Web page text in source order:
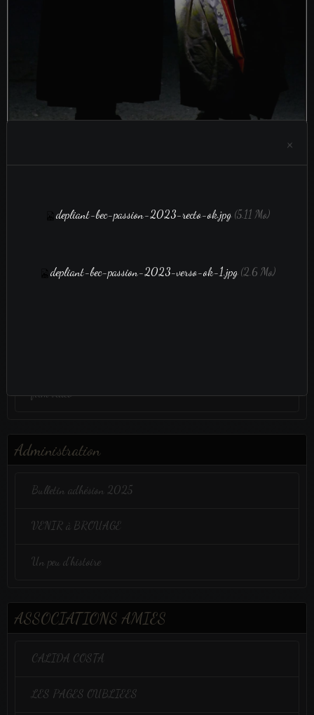
film vidéo
Administration
Bulletin adhésion 2025
VENIR à BROUAGE
Un peu d'histoire
ASSOCIATIONS AMIES
CALIDA COSTA
LES PAGES OUBLIEES
×
depliant-bec-passion-2023-recto-ok.jpg(5.11 Mo)
depliant-bec-passion-2023-verso-ok-1.jpg(2.6 Mo)